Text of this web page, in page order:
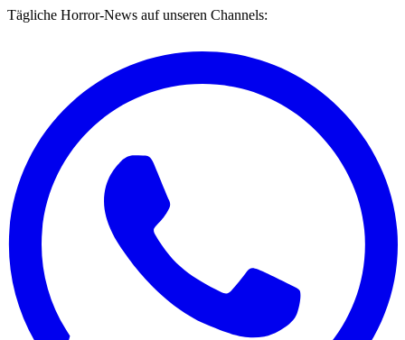
Tägliche Horror-News auf unseren Channels: